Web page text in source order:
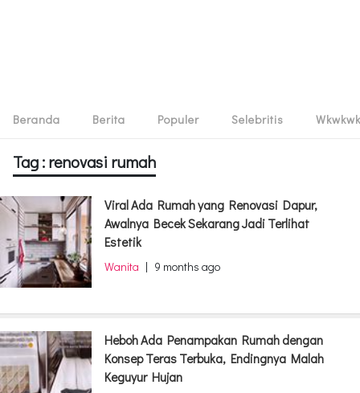
Beranda Berita Populer Selebritis Wkwkwk
Tag : renovasi rumah
Viral Ada Rumah yang Renovasi Dapur,
Awalnya Becek Sekarang Jadi Terlihat
Estetik
Wanita | 9 months ago
Heboh Ada Penampakan Rumah dengan
Konsep Teras Terbuka, Endingnya Malah
Keguyur Hujan